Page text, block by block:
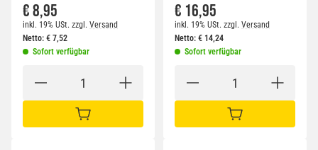
€ 8,95
inkl. 19% USt. zzgl. Versand
Netto: € 7,52
Sofort verfügbar
IN DEN WARENKORB
€ 16,95
inkl. 19% USt. zzgl. Versand
Netto: € 14,24
Sofort verfügbar
IN DEN WARENKORB